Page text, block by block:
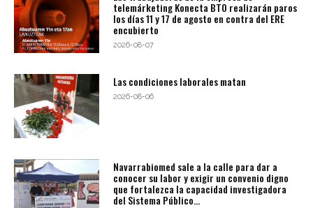
telemárketing Konecta BTO realizarán paros
los días 11 y 17 de agosto en contra del ERE
encubierto
2026-08-07
Las condiciones laborales matan
2026-08-06
Navarrabiomed sale a la calle para dar a
conocer su labor y exigir un convenio digno
que fortalezca la capacidad investigadora
del Sistema Público...